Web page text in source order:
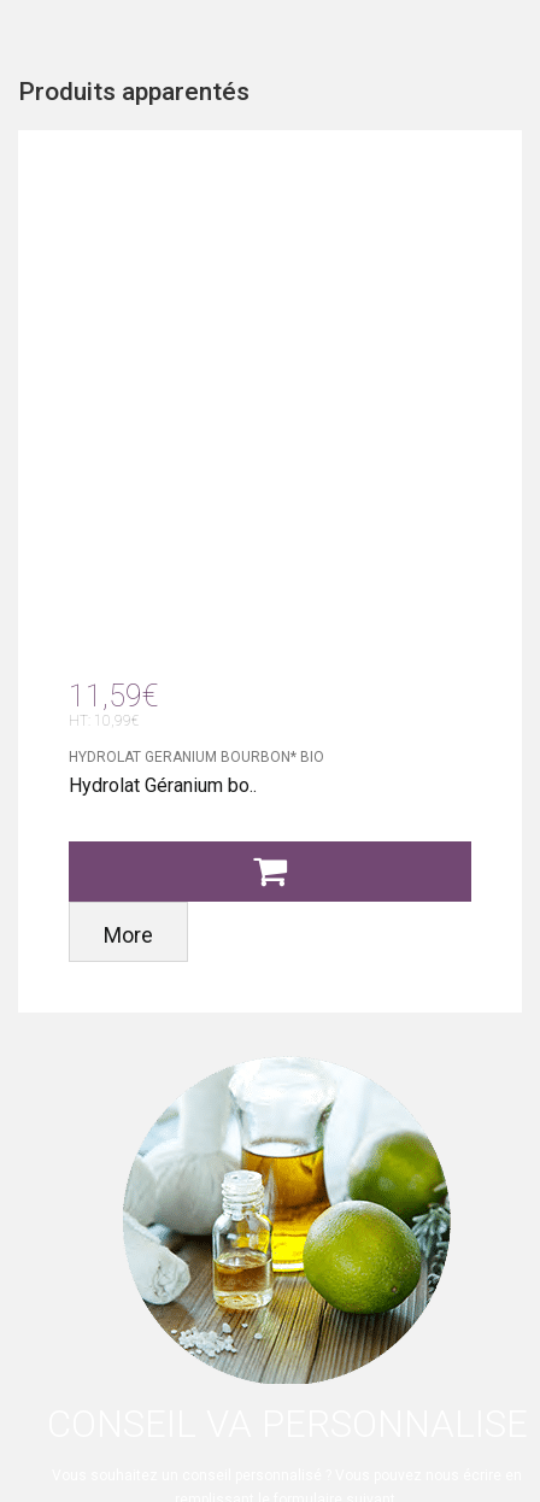
Produits apparentés
11,59€
HT: 10,99€
HYDROLAT GERANIUM BOURBON* BIO
Hydrolat Géranium bo..
More